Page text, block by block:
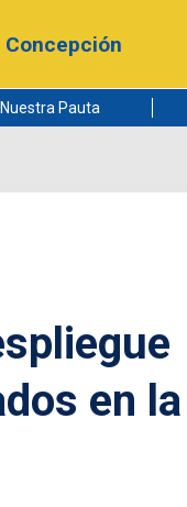
Concepción
Nuestra Pauta
en la